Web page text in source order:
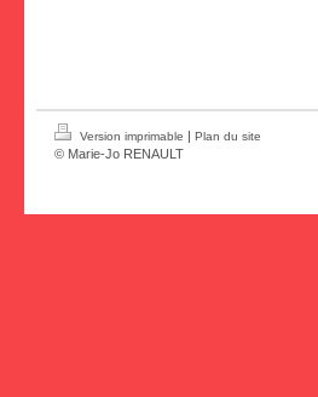
Version imprimable | Plan du site
© Marie-Jo RENAULT